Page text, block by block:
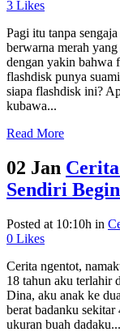
3 Likes
Pagi itu tanpa
berwarna merah
dengan yakin bahwa
flashdisk punya
siapa flashdisk ini?
kubawa...
Read More
02 Jan
Sendiri
Posted at 10:10h in
0 Likes
Cerita ngentot,
18 tahun aku terlahir
Dina, aku anak ke
berat badanku
ukuran buah dadaku...